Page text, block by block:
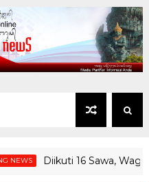
Diikuti 16 Sawa, Wagub Giri